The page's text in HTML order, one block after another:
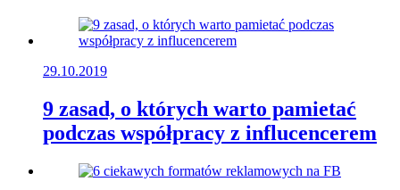
29.10.2019
9 zasad, o których warto pamietać
podczas współpracy z influcencerem